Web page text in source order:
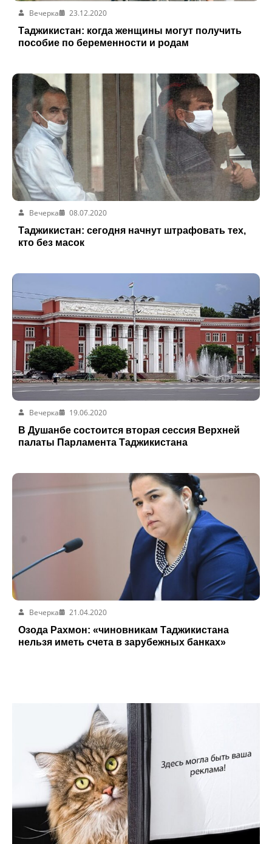
Вечерка
23.12.2020
Таджикистан: когда женщины могут получить
пособие по беременности и родам
Вечерка
08.07.2020
Таджикистан: сегодня начнут штрафовать тех,
кто без масок
Вечерка
19.06.2020
В Душанбе состоится вторая сессия Верхней
палаты Парламента Таджикистана
Вечерка
21.04.2020
Озода Рахмон: «чиновникам Таджикистана
нельзя иметь счета в зарубежных банках»